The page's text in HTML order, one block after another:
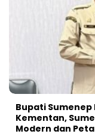
Bupati
Kementan,
Modern dan